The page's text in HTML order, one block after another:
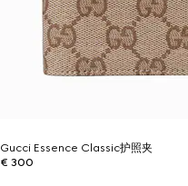
Gucci Essence Classic护照夹
€ 300